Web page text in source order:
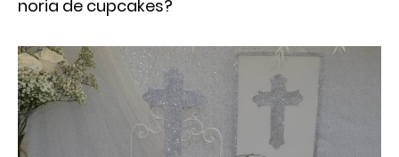
noria de cupcakes?